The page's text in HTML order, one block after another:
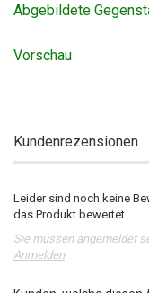
Abgebildete
Vorschau
Kundenrezensionen
Leider sind noch keine
das Produkt bewertet.
Sie müssen angemeldet
Anmelden